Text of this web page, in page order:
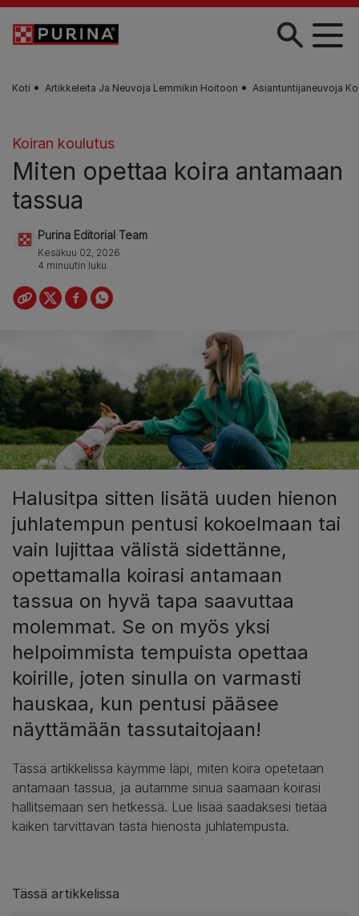
Skip to main content
Koti Artikkeleita Ja Neuvoja Lemmikin Hoitoon Asiantuntijaneuvoja
Koiran koulutus
Miten opettaa koira antamaan
tassua
Purina Editorial Team
Kesäkuu 02, 2026
4 minuutin luku
Halusitpa sitten lisätä uuden hienon
juhlatempun pentusi kokoelmaan tai
vain lujittaa välistä sidettänne,
opettamalla koirasi antamaan
tassua on hyvä tapa saavuttaa
molemmat. Se on myös yksi
helpoimmista tempuista opettaa
koirille, joten sinulla on varmasti
hauskaa, kun pentusi pääsee
näyttämään tassutaitojaan!
Tässä artikkelissa käymme läpi, miten koira opetetaan
antamaan tassua, ja autamme sinua saamaan koirasi
hallitsemaan sen hetkessä. Lue lisää saadaksesi tietää
kaiken tarvittavan tästä hienosta juhlatempusta.
Tässä artikkelissa